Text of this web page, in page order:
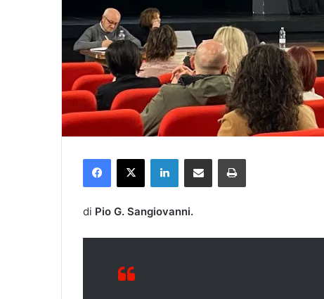
di Pio G. Sangiovanni.